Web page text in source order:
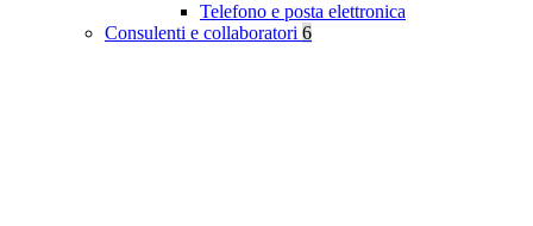
Telefono e posta elettronica
Consulenti e collaboratori 6